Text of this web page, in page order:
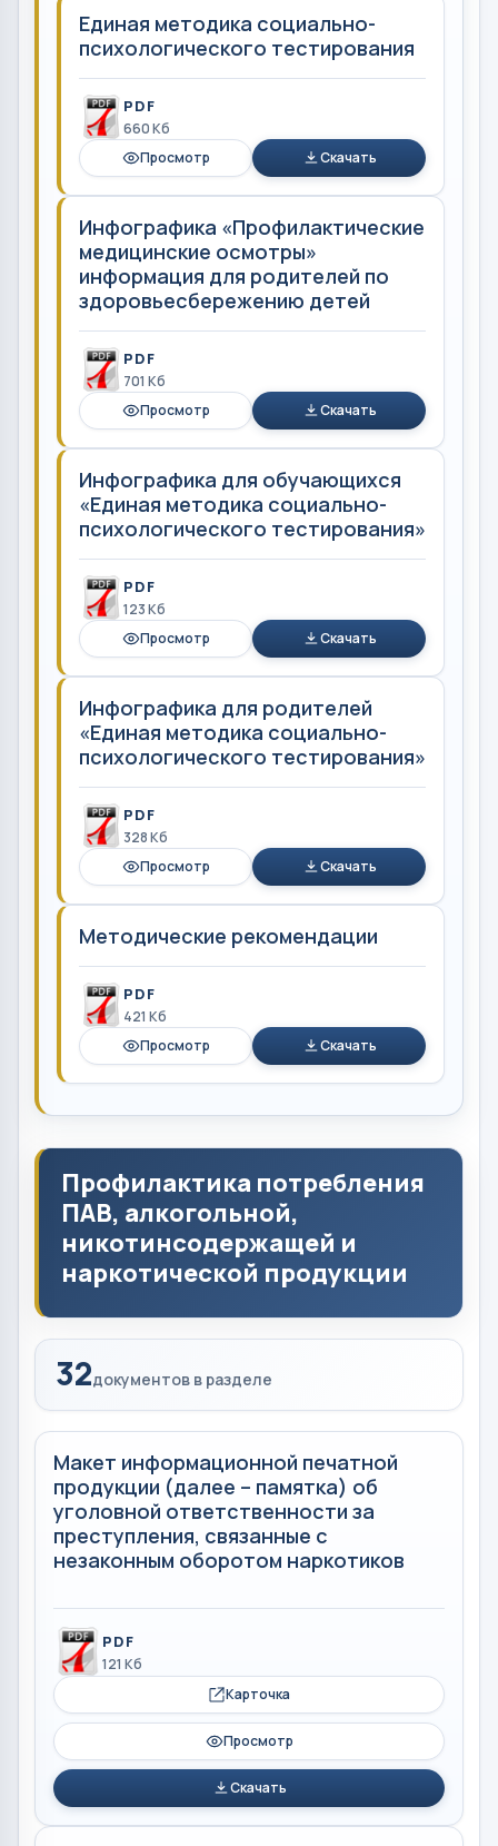
Единая методика социально-
психологического тестирования
PDF
660 Кб
Просмотр
Скачать
Инфографика «Профилактические
медицинские осмотры»
информация для родителей по
здоровьесбережению детей
PDF
701 Кб
Просмотр
Скачать
Инфографика для обучающихся
«Единая методика социально-
психологического тестирования»
PDF
123 Кб
Просмотр
Скачать
Инфографика для родителей
«Единая методика социально-
психологического тестирования»
PDF
328 Кб
Просмотр
Скачать
Методические рекомендации
PDF
421 Кб
Просмотр
Скачать
Профилактика потребления
ПАВ, алкогольной,
никотинсодержащей и
наркотической продукции
32документов в разделе
Макет информационной печатной
продукции (далее – памятка) об
уголовной ответственности за
преступления, связанные с
незаконным оборотом наркотиков
PDF
121 Кб
Карточка
Просмотр
Скачать